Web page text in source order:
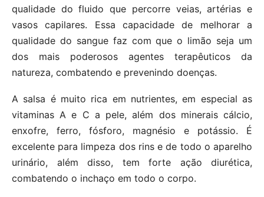
qualidade do fluido que percorre veias, artérias e
vasos capilares. Essa capacidade de melhorar a
qualidade do sangue faz com que o limão seja um
dos mais poderosos agentes terapêuticos da
natureza, combatendo e prevenindo doenças.
A salsa é muito rica em nutrientes, em especial as
vitaminas A e C a pele, além dos minerais cálcio,
enxofre, ferro, fósforo, magnésio e potássio. É
excelente para limpeza dos rins e de todo o aparelho
urinário, além disso, tem forte ação diurética,
combatendo o inchaço em todo o corpo.